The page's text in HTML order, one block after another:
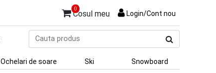
0
Cosul meu Login/Cont nou
produs
Ochelari de soare Ski Snowboard